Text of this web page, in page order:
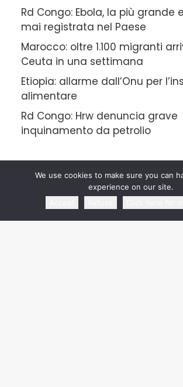
Rd Congo: Ebola, la più grande
mai registrata nel Paese
Marocco: oltre 1.100 migranti
Ceuta in una settimana
Etiopia: allarme dall’Onu per
alimentare
Rd Congo: Hrw denuncia grave
inquinamento da petrolio
CATEGORIE
Rassegna Articoli
We use cookies to make sure you can
experience on our site.